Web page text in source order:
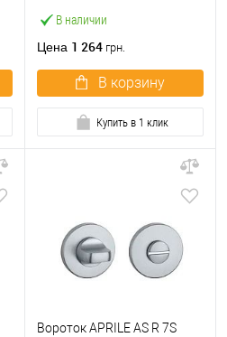
В наличии
Цена 1 264 грн.
В корзину
Купить в 1 клик
Вороток APRILE AS R 7S